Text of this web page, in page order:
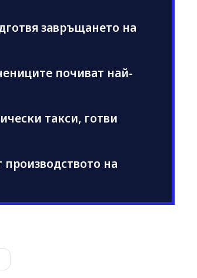
завръщането на
почиват най-
такси, готви
на